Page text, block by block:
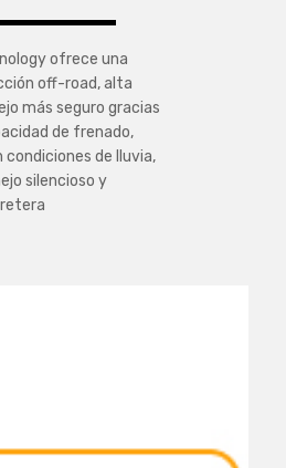
ofrece una
off-road, alta
más seguro gracias
de frenado,
de lluvia,
silencioso y